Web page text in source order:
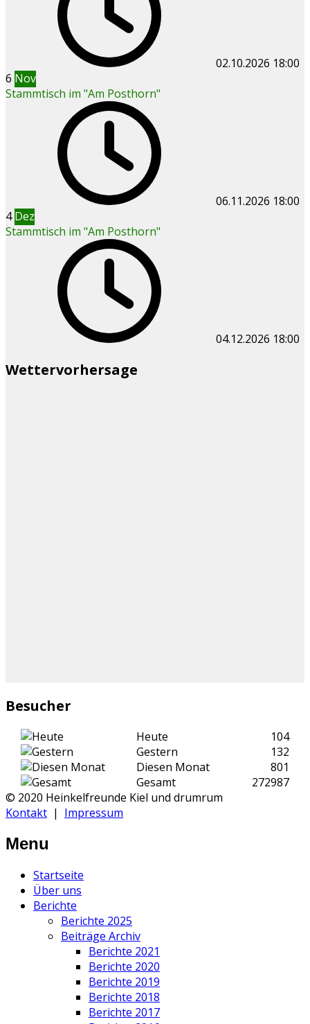
02.10.2026 18:00
6 Nov
Stammtisch im "Am Posthorn"
06.11.2026 18:00
4 Dez
Stammtisch im "Am Posthorn"
04.12.2026 18:00
Wettervorhersage
Besucher
Heute
104
Gestern
132
Diesen Monat
801
Gesamt
272987
© 2020 Heinkelfreunde Kiel und drumrum
Kontakt | Impressum
Menu
Startseite
Über uns
Berichte
Berichte 2025
Beiträge Archiv
Berichte 2021
Berichte 2020
Berichte 2019
Berichte 2018
Berichte 2017